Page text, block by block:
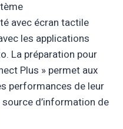
avec écran tactile
les applications
La préparation pour
Plus » permet aux
performances de leur
d’information de